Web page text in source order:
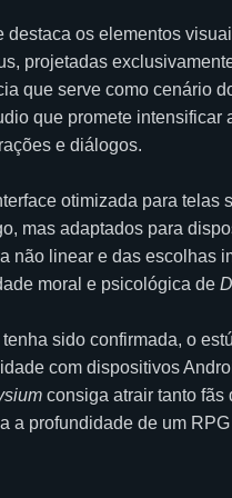
os elementos
projetadas
que serve como cenário
que promete
e diálogos.
otimizada para telas
mas adaptados para
não linear e das escolhas
moral e psicológica de
sido confirmada, o
com dispositivos
consiga atrair tanto
a profundidade de um